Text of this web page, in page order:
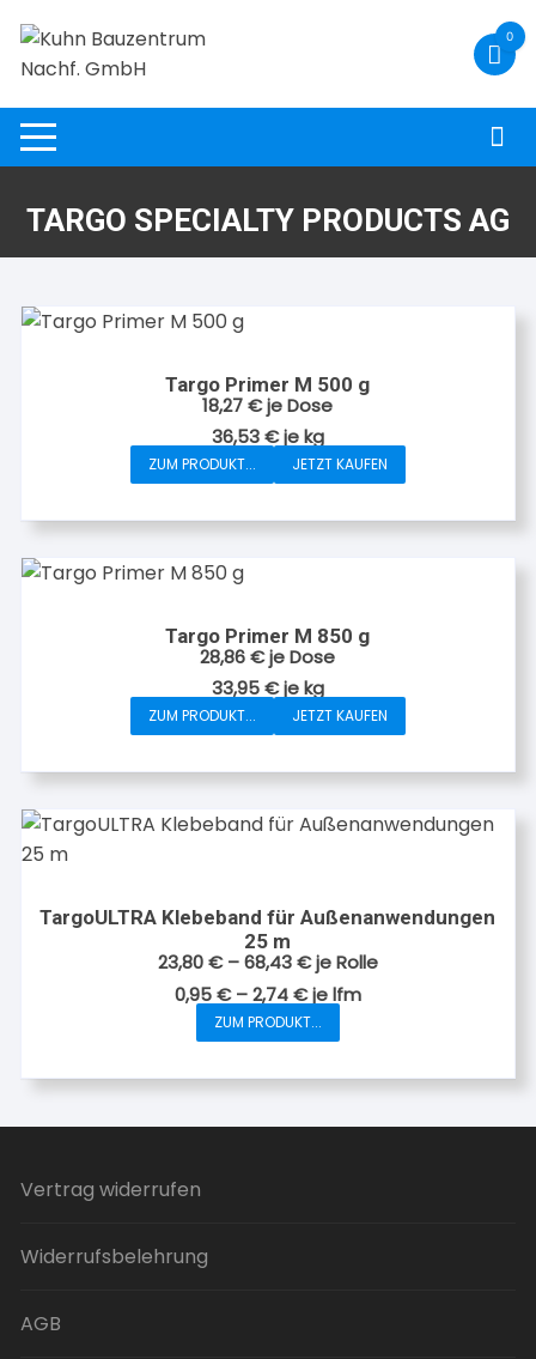
Inhalt
springen
0
TARGO SPECIALTY PRODUCTS AG
Targo Primer M 500 g
18,27€je Dose
36,53€jekg
ZUM PRODUKT... JETZT KAUFEN
Targo Primer M 850 g
28,86€je Dose
33,95€jekg
ZUM PRODUKT... JETZT KAUFEN
TargoULTRA Klebeband für Außenanwendungen
25 m
23,80€–68,43€je Rolle
0,95€–2,74€jelfm
ZUM PRODUKT...
Dieses
weist
Vertrag widerrufen
Widerrufsbelehrung
AGB